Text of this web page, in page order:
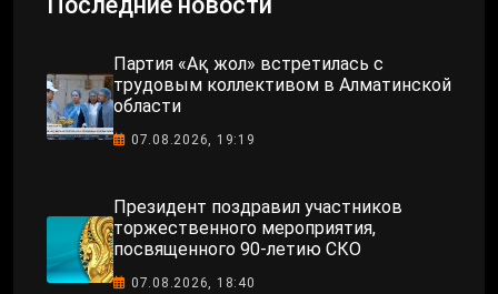
Партия «Ақ жол» встретилась с
трудовым коллективом в Алматинской
области
07.08.2026, 19:19
Президент поздравил участников
торжественного мероприятия,
посвященного 90-летию СКО
07.08.2026, 18:40